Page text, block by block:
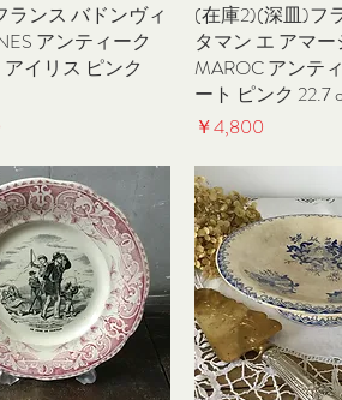
イックビュー
ランス バドンヴィ
アンティーク
イリス ピンク
クイック
(在庫2)(深皿)フ
タマン エ アマ
MAROC アンテ
ート ピンク 22.7
価格
￥4,800